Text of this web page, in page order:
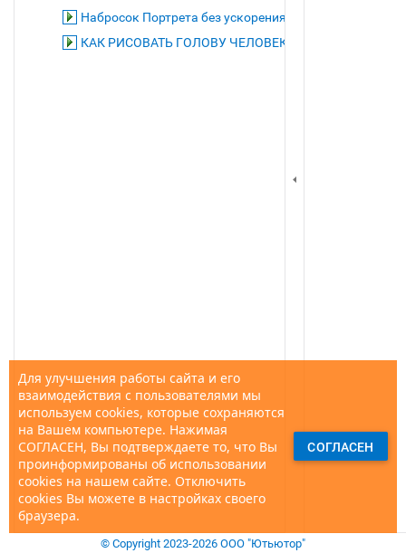
Набросок Портрета без ускорения / Как рисовать
КАК РИСОВАТЬ ГОЛОВУ ЧЕЛОВЕКА | ГОЛОВА В
© Copyright 2023-2026 ООО "Ютьютор"
Для улучшения работы сайта и его
взаимодействия с пользователями мы
используем cookies, которые сохраняются
на Вашем компьютере. Нажимая
СОГЛАСЕН, Вы подтверждаете то, что Вы
проинформированы об использовании
cookies на нашем сайте. Отключить
cookies Вы можете в настройках своего
браузера.
СОГЛАСЕН